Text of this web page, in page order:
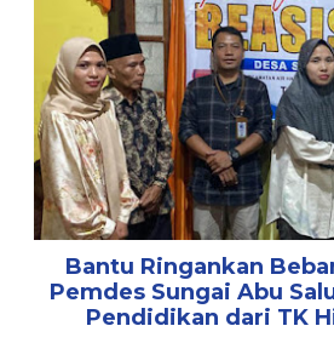
Bantu Ringankan
Pemdes Sungai Abu
Pendidikan dari TK